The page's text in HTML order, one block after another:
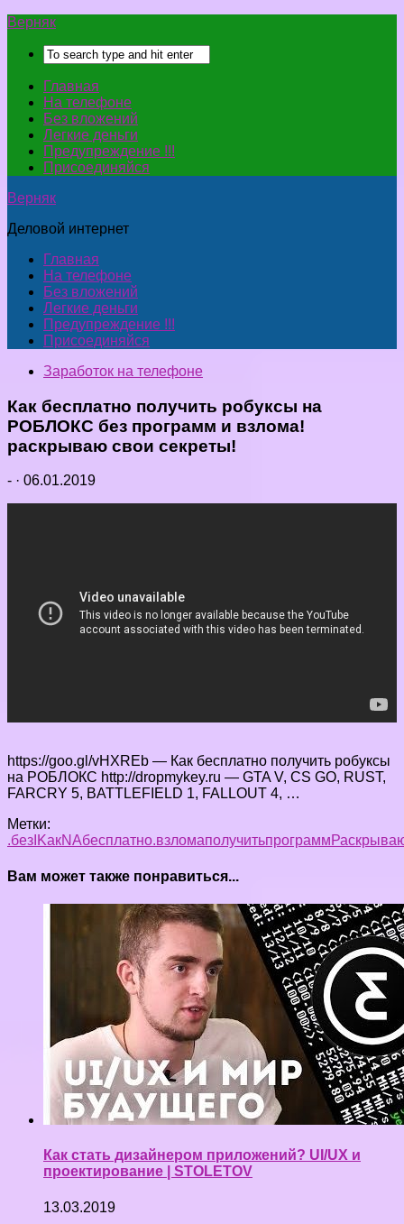
Верняк
Главная
На телефоне
Без вложений
Легкие деньги
Предупреждение !!!
Присоединяйся
Верняк
Деловой интернет
Главная
На телефоне
Без вложений
Легкие деньги
Предупреждение !!!
Присоединяйся
Заработок на телефоне
Как бесплатно получить робуксы на
РОБЛОКС без программ и взлома!
раскрываю свои секреты!
- · 06.01.2019
https://goo.gl/vHXREb — Как бесплатно получить робуксы
на РОБЛОКС http://dropmykey.ru — GTA V, CS GO, RUST,
FARCRY 5, BATTLEFIELD 1, FALLOUT 4, …
Метки:
.без KакNAбесплатно.взломаполучитьпрограмм
Вам может также понравиться...
Как стать дизайнером приложений? UI/UX и
проектирование | STOLETOV
13.03.2019